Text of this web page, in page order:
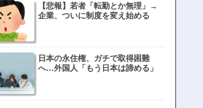
【悲報】若者「転勤とか無理」→
企業、ついに制度を変え始める
日本の永住権、ガチで取得困難
へ…外国人「もう日本は諦める」